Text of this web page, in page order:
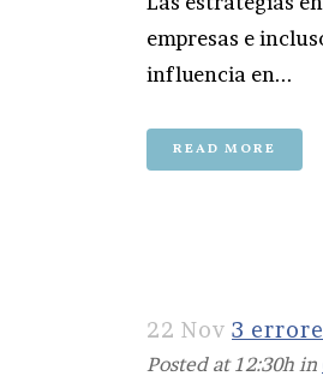
empresas e
influencia en...
READ MORE
22 Nov 3
Posted at 12:30h in